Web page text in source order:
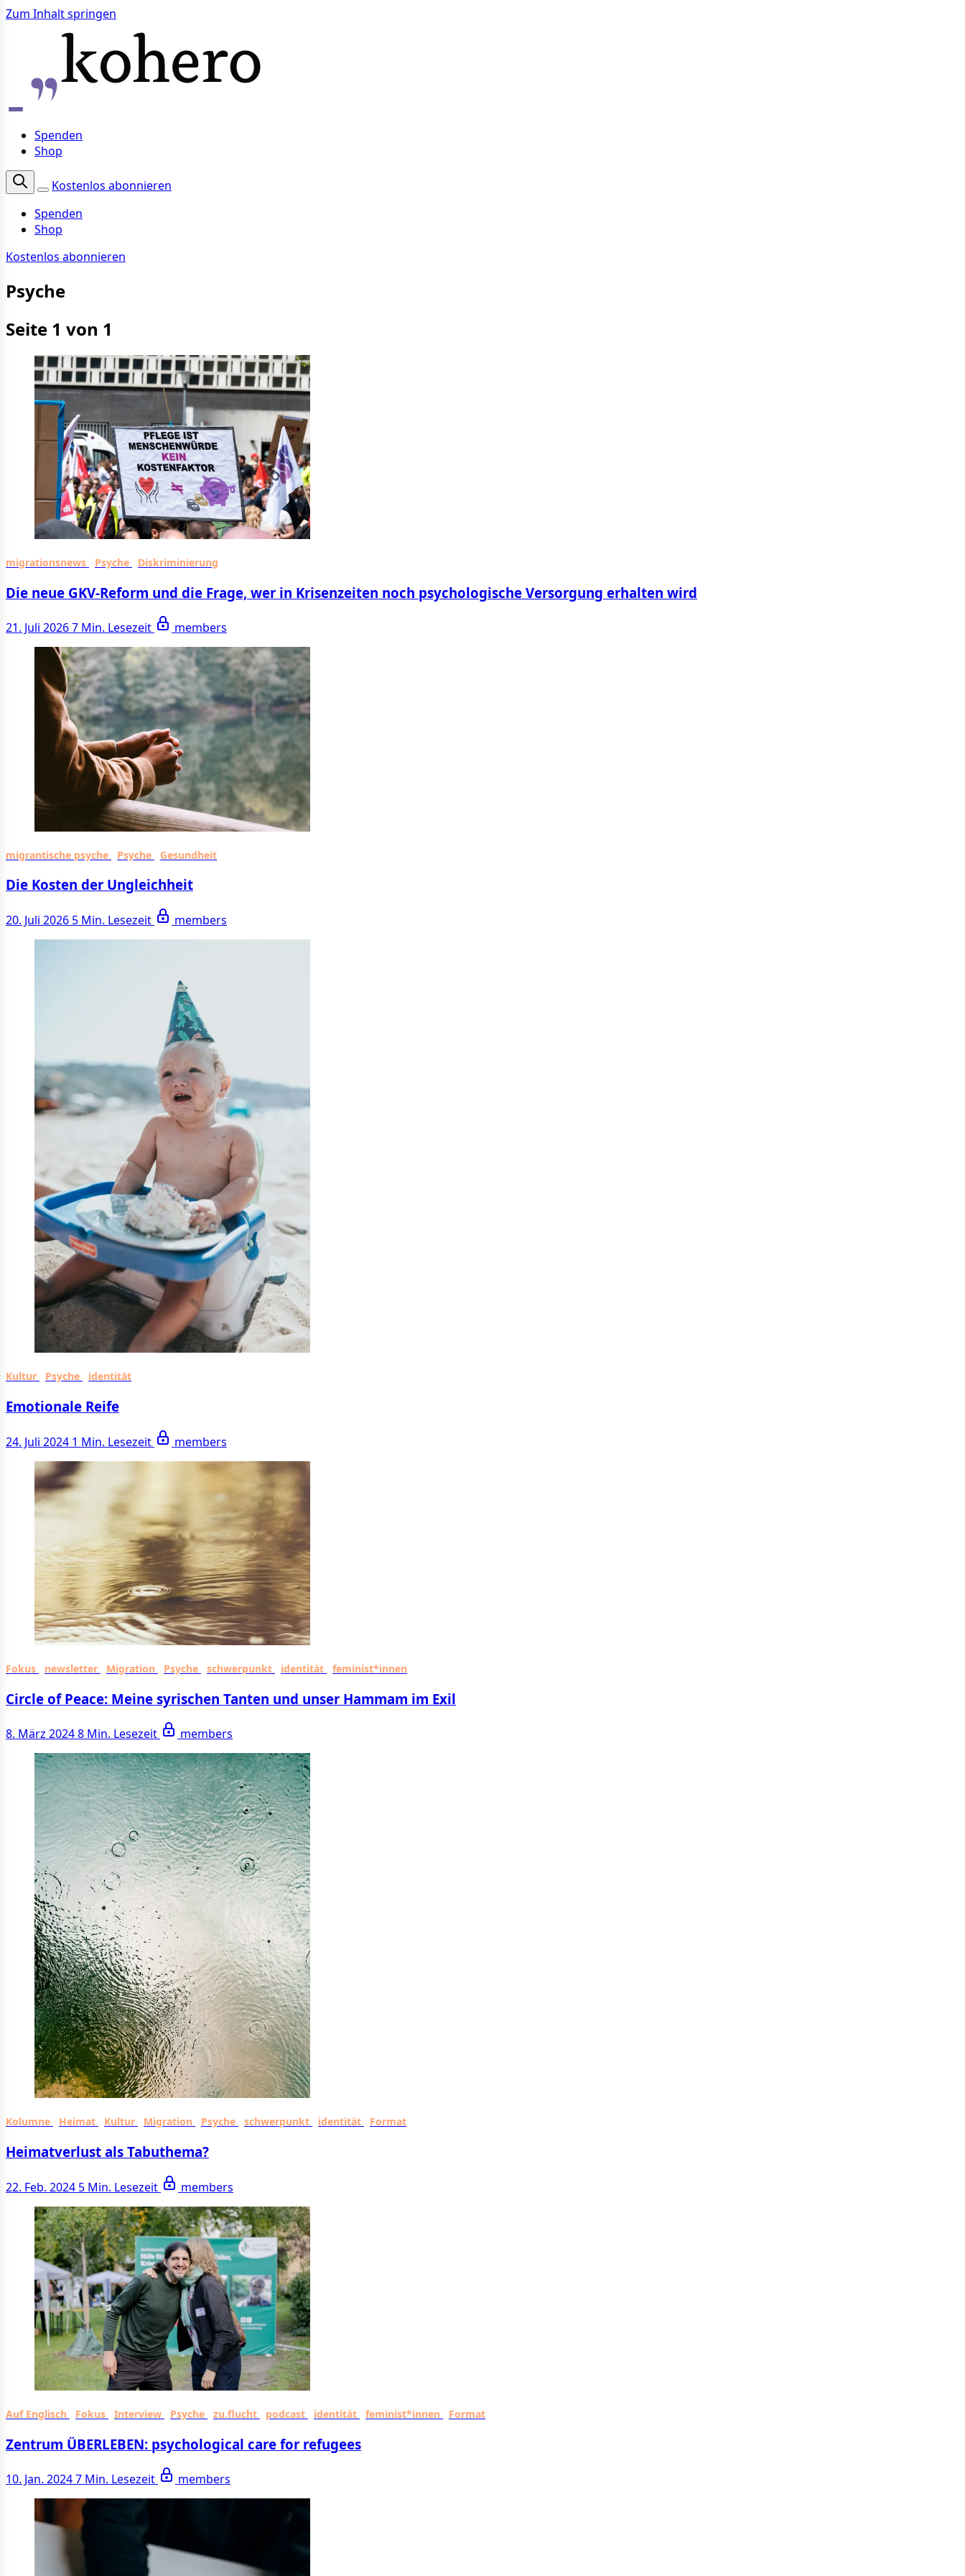
Zum Inhalt springen
Spenden
Shop
Kostenlos abonnieren
Spenden
Shop
Kostenlos abonnieren
Psyche
Seite 1 von 1
migrationsnews Psyche Diskriminierung
Die neue GKV-Reform und die Frage, wer in Krisenzeiten noch psychologische Versorgung erhalten wird
21. Juli 20267 Min. Lesezeit members
migrantische psyche Psyche Gesundheit
Die Kosten der Ungleichheit
20. Juli 2026 5 Min. Lesezeit members
Kultur Psyche identität
Emotionale Reife
24. Juli 2024 1 Min. Lesezeit members
Fokus newsletter Migration Psyche schwerpunkt identität feminist*innen
Circle of Peace: Meine syrischen Tanten und unser Hammam im Exil
8. März 20248 Min. Lesezeit members
Kolumne Heimat Kultur Migration Psyche schwerpunkt identität Format
Heimatverlust als Tabuthema?
22. Feb. 2024 5 Min. Lesezeit members
Auf Englisch Fokus Interview Psyche zu.flucht podcast identität feminist*innen Format
Zentrum ÜBERLEBEN: psychological care for refugees
10. Jan. 20247 Min. Lesezeit members